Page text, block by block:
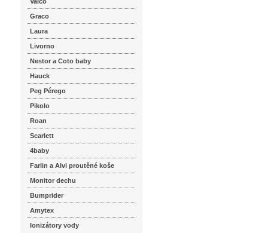
Graco
Laura
Livorno
Nestor a Coto baby
Hauck
Peg Pérego
Pikolo
Roan
Scarlett
4baby
Farlin a Alvi proutěné koše
Monitor dechu
Bumprider
Amytex
Ionizátory vody